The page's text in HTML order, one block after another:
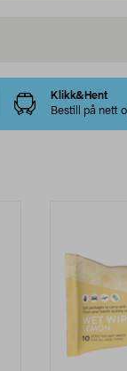
Klikk&Hent
Bestill på nett